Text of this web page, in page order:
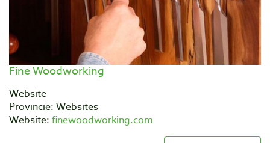
Fine Woodworking
Website
Provincie: Websites
Website: finewoodworking.com